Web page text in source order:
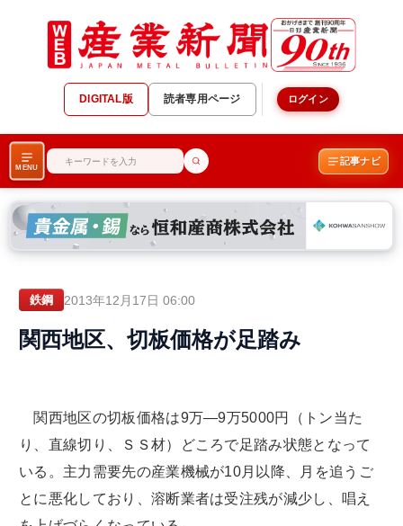
DIGITAL版 読者専用ページ ログイン
MENU
記事ナビ
鉄鋼 2013年12月17日 06:00
関西地区、切板価格が足踏み
関西地区の切板価格は9万―9万5000円（トン当た
り、直線切り、ＳＳ材）どころで足踏み状態となって
いる。主力需要先の産業機械が10月以降、月を追うご
とに悪化しており、溶断業者は受注残が減少し、唱え